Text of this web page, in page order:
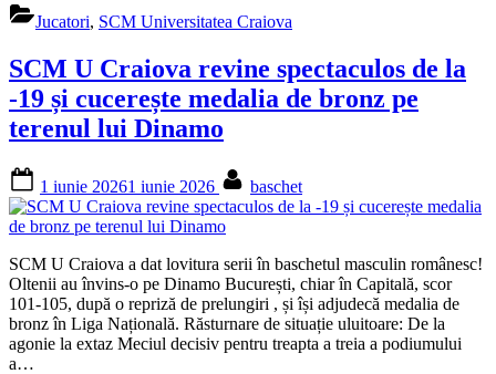
sub
panou:
Andre
Dishman
rămâne
la
Craiova!”
Jucatori, SCM Universitatea Craiova
SCM U Craiova revine spectaculos de la
-19 și cucerește medalia de bronz pe
terenul lui Dinamo
on
1 iunie 20261 iunie 2026 baschet
SCM U Craiova a dat lovitura serii în baschetul masculin românesc!
Oltenii au învins-o pe Dinamo București, chiar în Capitală, scor
101-105, după o repriză de prelungiri , și își adjudecă medalia de
bronz în Liga Națională. Răsturnare de situație uluitoare: De la
agonie la extaz Meciul decisiv pentru treapta a treia a podiumului
a…